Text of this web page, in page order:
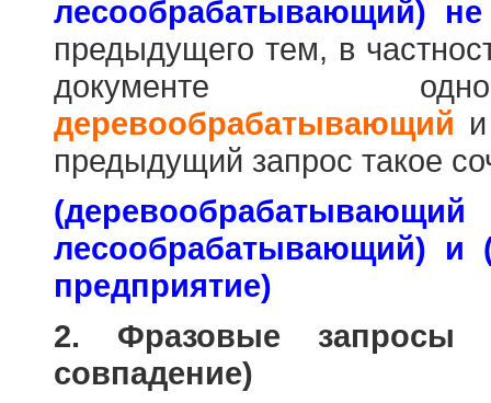
лесообрабатывающий) не
предыдущего тем, в
документе
деревообрабатывающий
предыдущий запрос такое
лесообрабатывающий) и
предприятие)
2. Фразовые запросы
совпадение)